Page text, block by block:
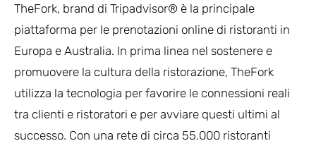
TheFork, brand di Tripadvisor® è la principale
piattaforma per le prenotazioni online di ristoranti in
Europa e Australia. In prima linea nel sostenere e
promuovere la cultura della ristorazione, TheFork
utilizza la tecnologia per favorire le connessioni reali
tra clienti e ristoratori e per avviare questi ultimi al
successo. Con una rete di circa 55.000 ristoranti